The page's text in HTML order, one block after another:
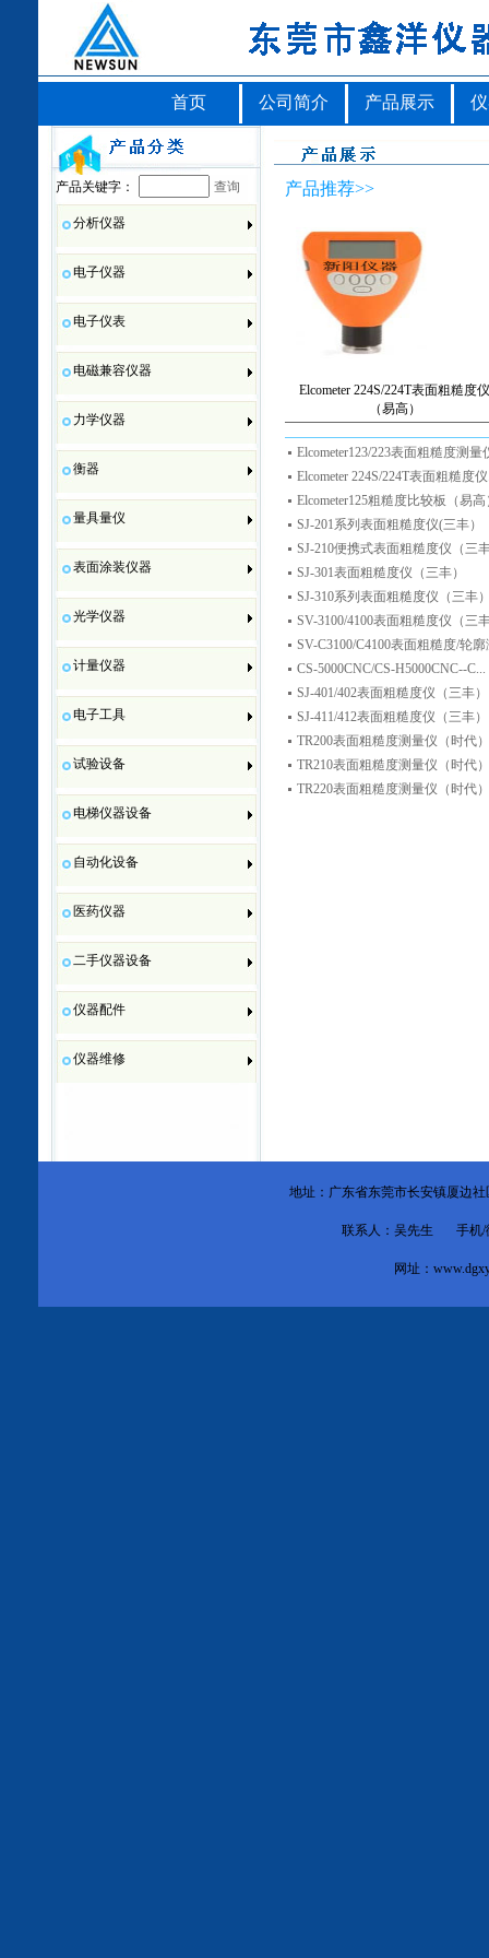
首页 公司简介 产品展示
产品关键字： 查询
分析仪器
电子仪器
电子仪表
电磁兼容仪器
力学仪器
衡器
量具量仪
表面涂装仪器
光学仪器
计量仪器
电子工具
试验设备
电梯仪器设备
自动化设备
医药仪器
二手仪器设备
仪器配件
仪器维修
产品推荐>>
Elcometer 224S/224T表面粗糙度仪
（易高）
Elcometer123/223表面粗糙度测量
Elcometer 224S/224T表面粗糙度
Elcometer125粗糙度比较板（易高
SJ-201系列表面粗糙度仪(三丰）
SJ-210便携式表面粗糙度仪（三
SJ-301表面粗糙度仪（三丰）
SJ-310系列表面粗糙度仪（三丰
SV-3100/4100表面粗糙度仪（三
SV-C3100/C4100表面粗糙度/轮
CS-5000CNC/CS-H5000CNC--C...
SJ-401/402表面粗糙度仪（三丰）
SJ-411/412表面粗糙度仪（三丰
TR200表面粗糙度测量仪（时代）
TR210表面粗糙度测量仪（时代）
TR220表面粗糙度测量仪（时代）
地址：广东省东莞市长安镇厦边
联系人：吴先生 手机/
网址：